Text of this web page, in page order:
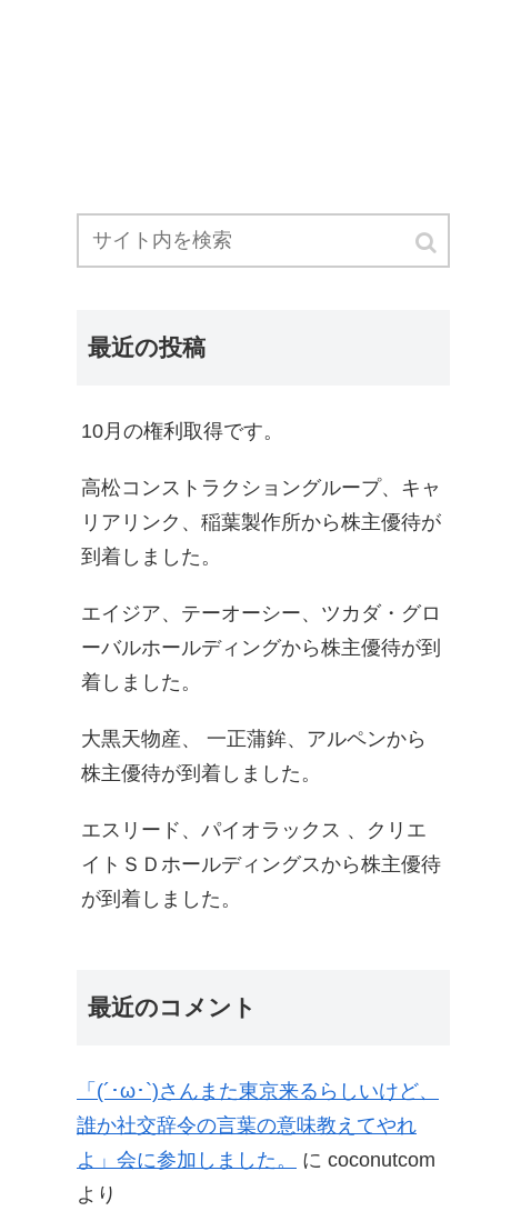
最近の投稿
10月の権利取得です。
高松コンストラクショングループ、キャ
リアリンク、稲葉製作所から株主優待が
到着しました。
エイジア、テーオーシー、ツカダ・グロ
ーバルホールディングから株主優待が到
着しました。
大黒天物産、 一正蒲鉾、アルペンから
株主優待が到着しました。
エスリード、パイオラックス 、クリエ
イトＳＤホールディングスから株主優待
が到着しました。
最近のコメント
「(´･ω･`)さんまた東京来るらしいけど、
誰か社交辞令の言葉の意味教えてやれ
よ」会に参加しました。
に coconutcom
より